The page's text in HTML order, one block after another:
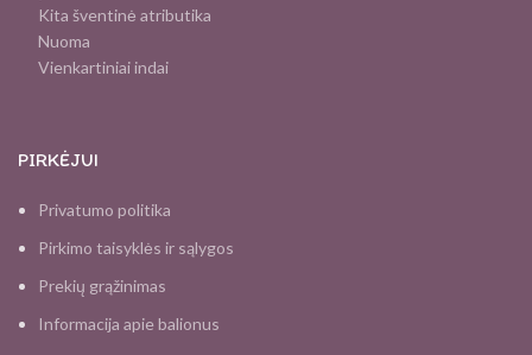
Kita šventinė atributika
Nuoma
Vienkartiniai indai
PIRKĖJUI
Privatumo politika
Pirkimo taisyklės ir sąlygos
Prekių grąžinimas
Informacija apie balionus